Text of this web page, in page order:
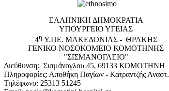
EΛΛΗΝΙΚΗ ΔΗΜΟΚΡΑΤΙΑ
ΥΠΟΥΡΓΕΙΟ ΥΓΕΙΑΣ
4η Υ.ΠΕ. ΜΑΚΕΔΟΝΙΑΣ - ΘΡΑΚΗΣ
ΓΕΝΙΚΟ NΟΣΟΚΟΜΕΙΟ ΚΟΜΟΤΗΝΗΣ
"ΣΙΣΜΑΝΟΓΛΕΙΟ"
Διεύθυνση: Σισμάνογλου 45, 69133 ΚΟΜΟΤΗΝΗ
Πληροφορίες: Αποθήκη Παγίων - Κατραντζής Αναστ.
Τηλέφωνο: 25313 51245